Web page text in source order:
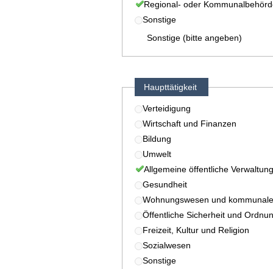
Regional- oder
Sonstige
Sonstige (bitte angeben)
Haupttätigkeit
Verteidigung
Wirtschaft und Finanzen
Bildung
Umwelt
Allgemeine öffentliche Verwaltung
Gesundheit
Wohnungswesen und
Öffentliche Sicherheit und
Freizeit, Kultur und Religion
Sozialwesen
Sonstige